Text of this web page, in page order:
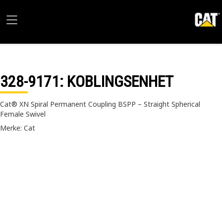
328-9171: KOBLINGSENHET
Cat® XN Spiral Permanent Coupling BSPP – Straight Spherical
Female Swivel
Merke: Cat